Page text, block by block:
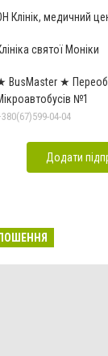
Клінік, медичний
святої Моніки
BusMaster ★
№1
04-04
Додати